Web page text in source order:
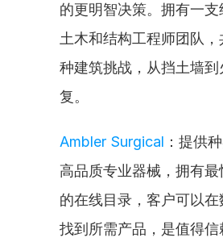
的更明智决策。拥有一
土木和结构工程师团队
种建筑挑战，从挡土墙到
复。
Ambler Surgical ：提供
高品质专业器械，拥有
的在线目录，客户可以在
找到所需产品，是值得